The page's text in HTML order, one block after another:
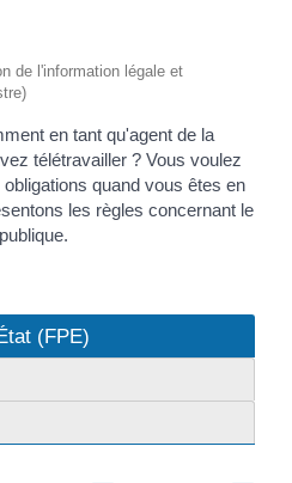
de l'information légale et
en tant qu'agent de la
télétravailler ? Vous voulez
quand vous êtes en
les règles concernant le
(FPE)